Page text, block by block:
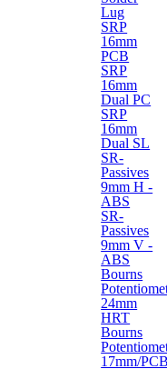
Lug
SRP
16mm
PCB
SRP
16mm
Dual PC
SRP
16mm
Dual SL
SR-
Passives
9mm H -
ABS
SR-
Passives
9mm V -
ABS
Bourns
24mm
HRT
Bourns
17mm/